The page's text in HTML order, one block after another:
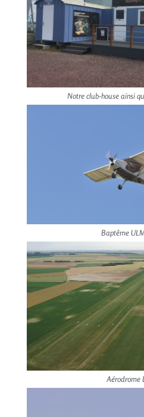
Notre club-house ainsi
Baptême
Aérodrome